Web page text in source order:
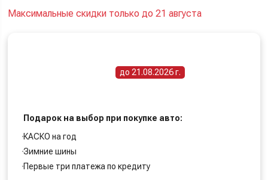
Максимальные скидки только до 21 августа
до 21.08.2026 г.
Подарок на выбор при покупке авто:
КАСКО на год
Зимние шины
Первые три платежа по кредиту